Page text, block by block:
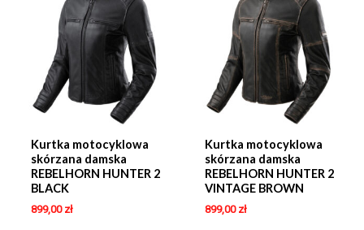
Kurtka motocyklowa
skórzana damska
REBELHORN HUNTER 2
BLACK
899,00 zł
Kurtka motocyklowa
skórzana damska
REBELHORN HUNTER 2
VINTAGE BROWN
899,00 zł